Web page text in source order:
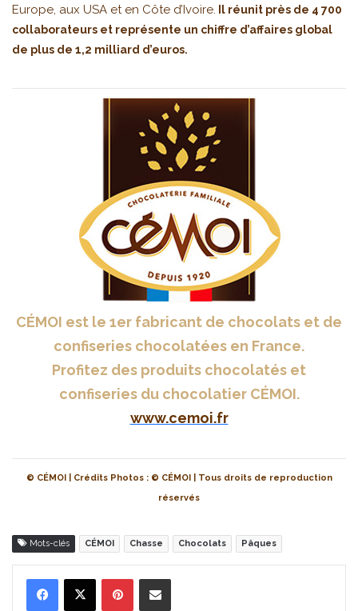
Europe, aux USA et en Côte d’Ivoire. Il réunit près de 4 700
collaborateurs et représente un chiffre d’affaires global
de plus de 1,2 milliard d’euros.
CÉMOI est le 1er fabricant de chocolats et de
confiseries chocolatées en France.
Profitez des produits chocolatés et
confiseries du chocolatier CÉMOI.
www.cemoi.fr
© CÉMOI | Crédits Photos : © CÉMOI | Tous droits de reproduction
réservés
Mots-clés CÉMOI Chasse Chocolats Pâques